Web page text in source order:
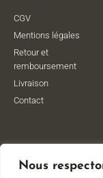
Nous
CGV
Mentions légales
Retour et
remboursement
Livraison
Contact